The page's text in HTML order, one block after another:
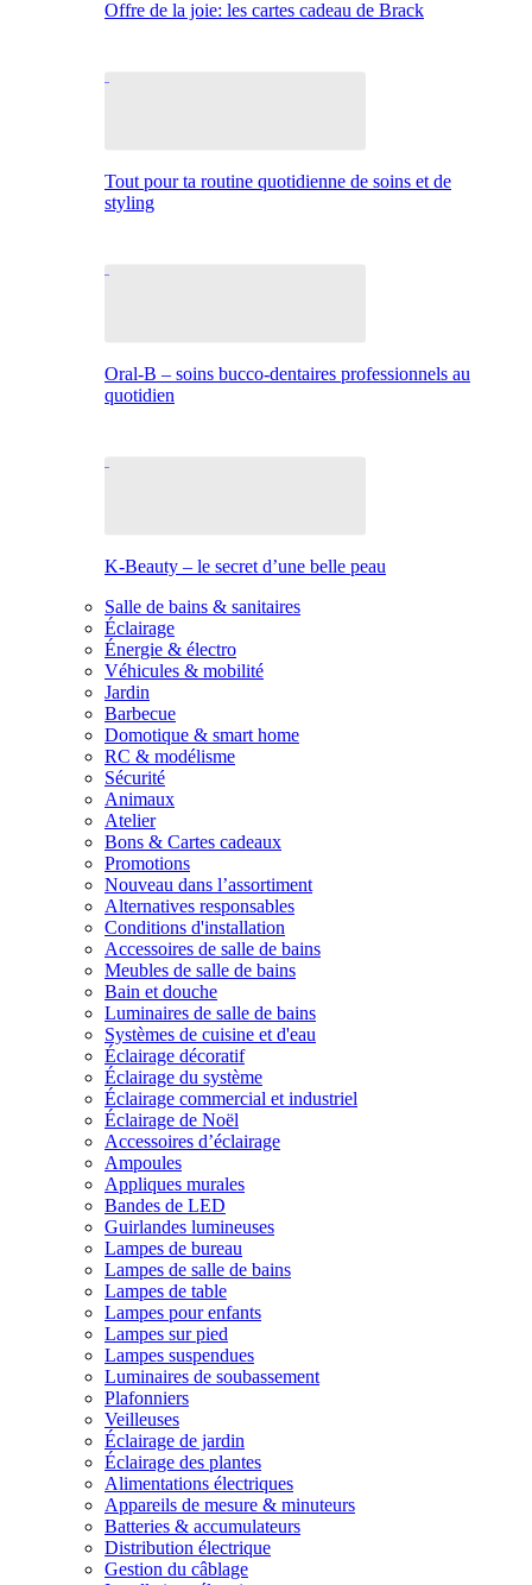
Offre de la joie: les cartes cadeau de Brack
Tout pour ta routine quotidienne de soins et de
styling
Oral-B – soins bucco-dentaires professionnels au
quotidien
K-Beauty – le secret d’une belle peau
Salle de bains & sanitaires
Éclairage
Énergie & électro
Véhicules & mobilité
Jardin
Barbecue
Domotique & smart home
RC & modélisme
Sécurité
Animaux
Atelier
Bons & Cartes cadeaux
Promotions
Nouveau dans l’assortiment
Alternatives responsables
Conditions d'installation
Accessoires de salle de bains
Meubles de salle de bains
Bain et douche
Luminaires de salle de bains
Systèmes de cuisine et d'eau
Éclairage décoratif
Éclairage du système
Éclairage commercial et industriel
Éclairage de Noël
Accessoires d’éclairage
Ampoules
Appliques murales
Bandes de LED
Guirlandes lumineuses
Lampes de bureau
Lampes de salle de bains
Lampes de table
Lampes pour enfants
Lampes sur pied
Lampes suspendues
Luminaires de soubassement
Plafonniers
Veilleuses
Éclairage de jardin
Éclairage des plantes
Alimentations électriques
Appareils de mesure & minuteurs
Batteries & accumulateurs
Distribution électrique
Gestion du câblage